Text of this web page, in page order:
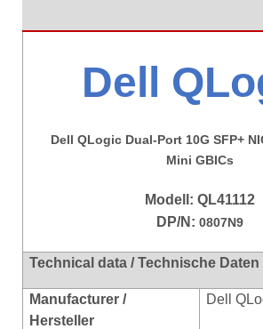
Dell
Dell QLogic Dual-Port 10G SFP+
Mini GBICs
Modell: QL41112
DP/N: 0807N9
Technical data / Technische Daten
Manufacturer /
Hersteller
Dell